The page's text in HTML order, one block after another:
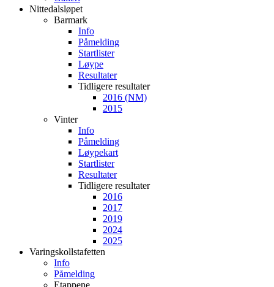
Nittedalsløpet
Barmark
Info
Påmelding
Startlister
Løype
Resultater
Tidligere resultater
2016 (NM)
2015
Vinter
Info
Påmelding
Løypekart
Startlister
Resultater
Tidligere resultater
2016
2017
2019
2024
2025
Varingskollstafetten
Info
Påmelding
Etappene